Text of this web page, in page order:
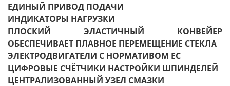
ЕДИНЫЙ ПРИВОД ПОДАЧИ
ИНДИКАТОРЫ НАГРУЗКИ
ПЛОСКИЙ ЭЛАСТИЧНЫЙ КОНВЕЙЕР
ОБЕСПЕЧИВАЕТ ПЛАВНОЕ ПЕРЕМЕЩЕНИЕ СТЕКЛА
ЭЛЕКТРОДВИГАТЕЛИ С НОРМАТИВОМ EC
ЦИФРОВЫЕ СЧЁТЧИКИ НАСТРОЙКИ ШПИНДЕЛЕЙ
ЦЕНТРАЛИЗОВАННЫЙ УЗЕЛ СМАЗКИ